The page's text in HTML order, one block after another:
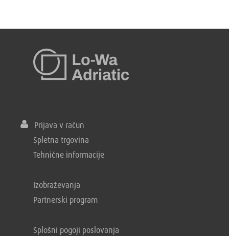
Prijava v račun
Spletna trgovina
Tehnične informacije
Izobraževanja
Partnerski program
Splošni pogoji poslovanja